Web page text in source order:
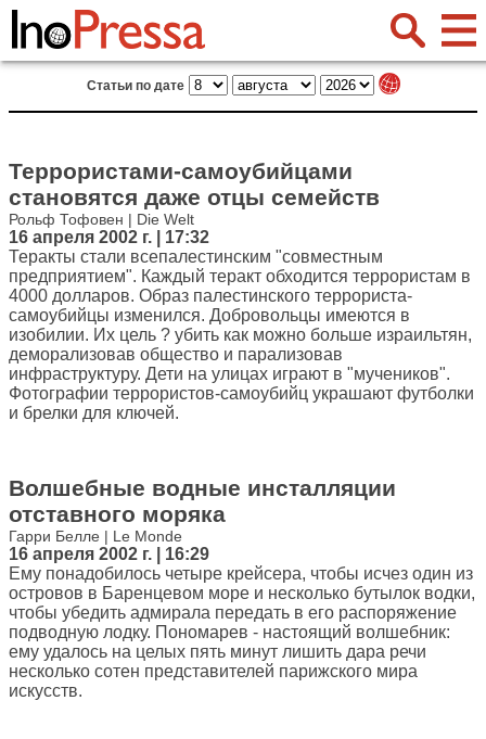
Статьи по дате
Террористами-самоубийцами
становятся даже отцы семейств
Рольф Тофовен | Die Welt
16 апреля 2002 г. | 17:32
Теракты стали всепалестинским "совместным
предприятием". Каждый теракт обходится террористам в
4000 долларов. Образ палестинского террориста-
самоубийцы изменился. Добровольцы имеются в
изобилии. Их цель ? убить как можно больше израильтян,
деморализовав общество и парализовав
инфраструктуру. Дети на улицах играют в "мучеников".
Фотографии террористов-самоубийц украшают футболки
и брелки для ключей.
Волшебные водные инсталляции
отставного моряка
Гарри Белле | Le Monde
16 апреля 2002 г. | 16:29
Ему понадобилось четыре крейсера, чтобы исчез один из
островов в Баренцевом море и несколько бутылок водки,
чтобы убедить адмирала передать в его распоряжение
подводную лодку. Пономарев - настоящий волшебник:
ему удалось на целых пять минут лишить дара речи
несколько сотен представителей парижского мира
искусств.